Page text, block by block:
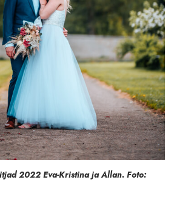
2022 Eva-Kristina ja Allan. Foto: